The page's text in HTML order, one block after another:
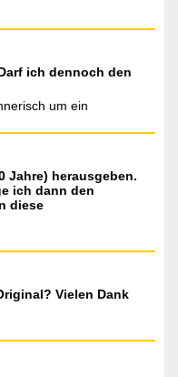
ich dennoch den
um ein
Jahre) herausgeben.
ich dann den
diese
Vielen Dank